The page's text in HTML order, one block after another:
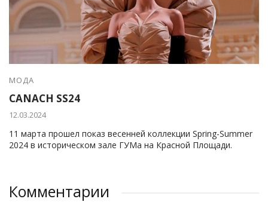
МОДА
CANACH SS24
12.03.2024
11 марта прошел показ весенней коллекции Spring-Summer
2024 в историческом зале ГУМа на Красной Площади.
Комментарии